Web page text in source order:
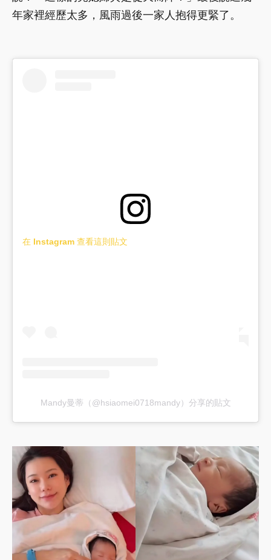
年家裡經歷太多，風雨過後一家人抱得更緊了。
在 Instagram 查看這則貼文
Mandy曼蒂（@hsiaomei0718mandy）分享的貼文